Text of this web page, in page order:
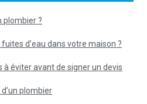
plombier ?
d’eau dans votre maison ?
à éviter avant de signer un devis
plombier